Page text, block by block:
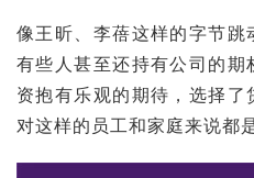
像王昕、李蓓这样的字节跳
有些人甚至还持有公司的
资抱有乐观的期待，选择了
对这样的员工和家庭来说都